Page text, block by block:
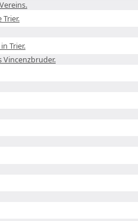
Trier.
Vincenzbruder.